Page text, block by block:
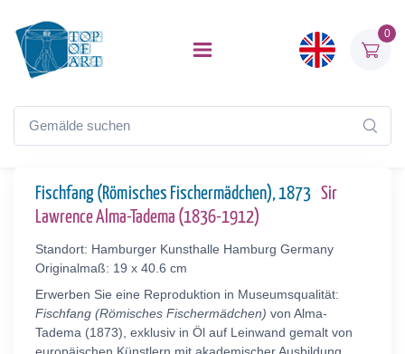
0
Fischfang (Römisches Fischermädchen), 1873 Sir
Lawrence Alma-Tadema (1836-1912)
Standort: Hamburger Kunsthalle Hamburg Germany
Originalmaß: 19 x 40.6 cm
Erwerben Sie eine Reproduktion in Museumsqualität:
Fischfang (Römisches Fischermädchen) von Alma-
Tadema (1873), exklusiv in Öl auf Leinwand gemalt von